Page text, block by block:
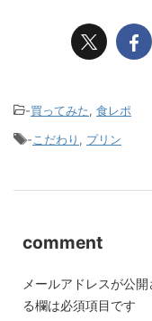
-買ってみた, 食レポ
- こだわり , プリン
comment
メールアドレスが公
る欄は必須項目です